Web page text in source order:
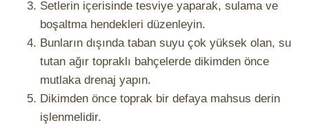
Setlerin içerisinde tesviye yaparak, sulama ve
boşaltma hendekleri düzenleyin.
Bunların dışında taban suyu çok yüksek olan, su
tutan ağır topraklı bahçelerde dikimden önce
mutlaka drenaj yapın.
Dikimden önce toprak bir defaya mahsus derin
işlenmelidir.